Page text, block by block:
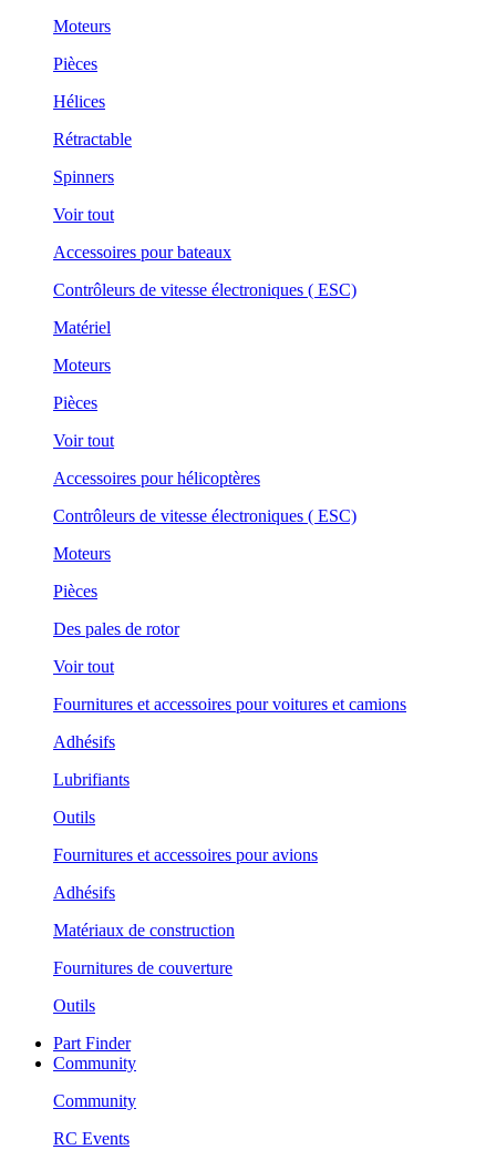
Moteurs
Pièces
Hélices
Rétractable
Spinners
Voir tout
Accessoires pour bateaux
Contrôleurs de vitesse électroniques ( ESC)
Matériel
Moteurs
Pièces
Voir tout
Accessoires pour hélicoptères
Contrôleurs de vitesse électroniques ( ESC)
Moteurs
Pièces
Des pales de rotor
Voir tout
Fournitures et accessoires pour voitures et camions
Adhésifs
Lubrifiants
Outils
Fournitures et accessoires pour avions
Adhésifs
Matériaux de construction
Fournitures de couverture
Outils
Part Finder
Community
Community
RC Events